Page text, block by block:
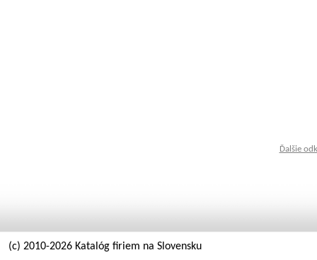
Ďalšie
(c) 2010-2026 Katalóg firiem na Slovensku